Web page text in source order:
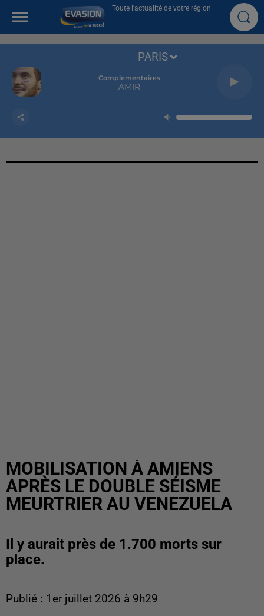
Toute l'actualité de votre région
Complementaires
AMIR
PARIS
MOBILISATION À AMIENS
APRÈS LE DOUBLE SÉISME
MEURTRIER AU VENEZUELA
Il y aurait près de 1.700 morts sur
place.
Publié : 1er juillet 2026 à 9h29